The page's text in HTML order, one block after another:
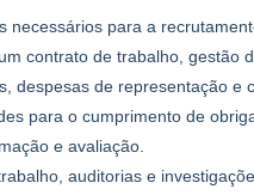
necessários para a
contrato de trabalho, gestão
despesas de representação e
para o cumprimento de
e avaliação.
auditorias e